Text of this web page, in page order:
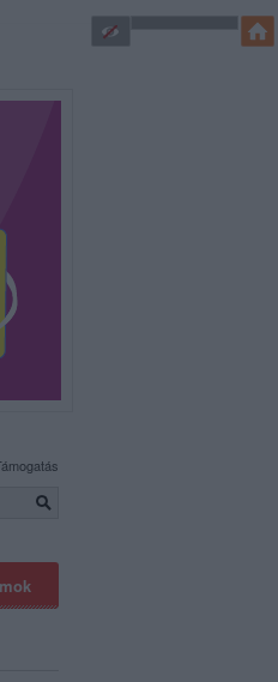
BEÁLLÍTÁSOK MÓDOSÍTÁSA